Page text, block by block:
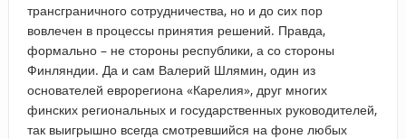
трансграничного сотрудничества, но и до сих пор
вовлечен в процессы принятия решений. Правда,
формально – не стороны республики, а со стороны
Финляндии. Да и сам Валерий Шлямин, один из
основателей еврорегиона «Карелия», друг многих
финских региональных и государственных руководителей,
так выигрышно всегда смотревшийся на фоне любых